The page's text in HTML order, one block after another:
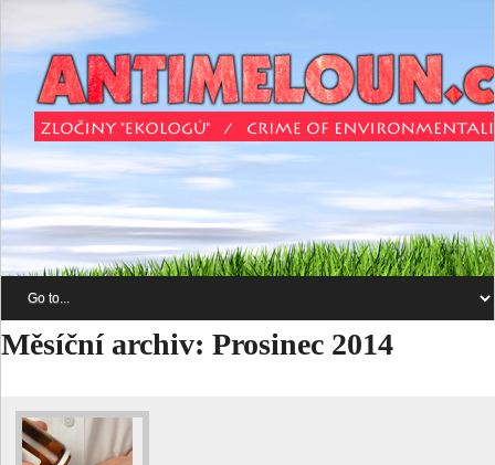
Měsíční archiv: Prosinec 2014